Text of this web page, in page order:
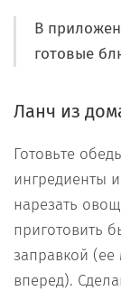
В
готовые
Ланч из
Готовьте
ингредиенты
нарезать
приготовить
заправкой (ее
вперед).